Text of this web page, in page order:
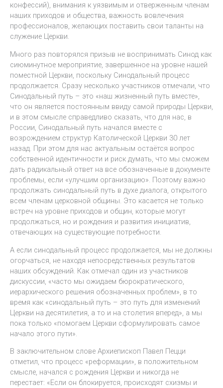
конфессий), внимания к уязвимым и отверженным членам
наших приходов и общества, важность вовлечения
профессионалов, желающих поставить свои таланты на
служение Церкви.
Много раз повторялся призыв не воспринимать Синод как
сиюминутное мероприятие, завершенное на уровне нашей
поместной Церкви, поскольку Синодальный процесс
продолжается. Сразу несколько участников отмечали, что
Синодальный путь – это «наш жизненный путь вместе»,
что он является постоянным ввиду самой природы Церкви,
и в этом смысле справедливо сказать, что для нас, в
России, Синодальный путь начался вместе с
возрождением структур Католической Церкви 30 лет
назад. При этом для нас актуальным остаётся вопрос
собственной идентичности и риск думать, что мы сможем
дать радикальный ответ на все обозначенные в документе
проблемы, если «улучшим организацию». Поэтому важно
продолжать синодальный путь в духе диалога, открытого
всем членам церковной общины. Это касается не только
встреч на уровне приходов и общин, которые могут
продолжаться, но и рождения и развития инициатив,
отвечающих на существующие потребности.
А если синодальный процесс продолжается, мы не должны
огорчаться, не находя непосредственных результатов
наших обсуждений. Как отмечал один из участников
дискуссии, «часто мы ожидаем бюрократического,
иерархического решения обозначенных проблем», в то
время как «синодальный путь – это путь для изменений
Церкви на десятилетия, а то и на столетия вперед», а мы
пока только «помогаем Церкви сформулировать самое
начало этого пути».
В заключительном слове Архиепископ Павел Пецци
отметил, что процесс «реформации», в положительном
смысле, начался с рождения Церкви и никогда не
перестает: «Если он блокируется, происходят схизмы и